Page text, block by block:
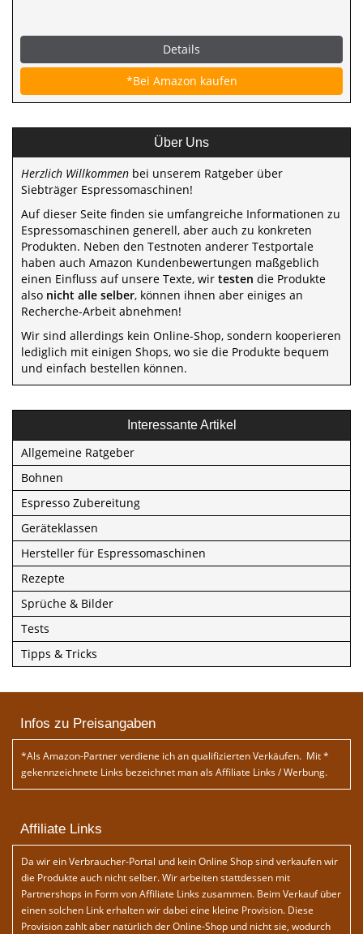
Details
*Bei Amazon kaufen
Über Uns
Herzlich Willkommen bei unserem Ratgeber über
Siebträger Espressomaschinen!
Auf dieser Seite finden sie umfangreiche Informationen zu
Espressomaschinen generell, aber auch zu konkreten
Produkten. Neben den Testnoten anderer Testportale
haben auch Amazon Kundenbewertungen maßgeblich
einen Einfluss auf unsere Texte, wir testen die Produkte
also nicht alle selber, können ihnen aber einiges an
Recherche-Arbeit abnehmen!
Wir sind allerdings kein Online-Shop, sondern kooperieren
lediglich mit einigen Shops, wo sie die Produkte bequem
und einfach bestellen können.
Interessante Artikel
Allgemeine Ratgeber
Bohnen
Espresso Zubereitung
Geräteklassen
Hersteller für Espressomaschinen
Rezepte
Sprüche & Bilder
Tests
Tipps & Tricks
Infos zu Preisangaben
*Als Amazon-Partner verdiene ich an qualifizierten Verkäufen. Mit *
gekennzeichnete Links bezeichnet man als Affiliate Links / Werbung.
Affiliate Links
Da wir ein Verbraucher-Portal und kein Online Shop sind verkaufen wir
die Produkte auch nicht selber. Wir arbeiten stattdessen mit
Partnershops in Form von Affiliate Links zusammen. Beim Verkauf über
einen solchen Link erhalten wir dabei eine kleine Provision. Diese
Provision zahlt aber natürlich der Online-Shop und nicht sie, wodurch